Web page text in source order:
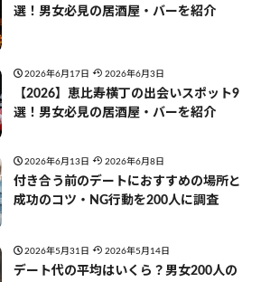
選！男女必見の居酒屋・バーを紹介
2026年6月17日 2026年6月3日
【2026】恵比寿横丁の出会いスポット9
選！男女必見の居酒屋・バーを紹介
2026年6月13日 2026年6月8日
付き合う前のデートにおすすめの場所と
成功のコツ・NG行動を200人に調査
2026年5月31日 2026年5月14日
デート代の平均はいくら？男女200人の